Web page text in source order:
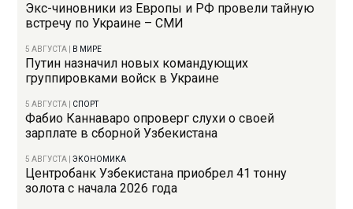
Экс-чиновники из Европы и РФ провели тайную
встречу по Украине – СМИ
5 АВГУСТА В МИРЕ
Путин назначил новых командующих
группировками войск в Украине
5 АВГУСТА СПОРТ
Фабио Каннаваро опроверг слухи о своей
зарплате в сборной Узбекистана
5 АВГУСТА |ЭКОНОМИКА
Центробанк Узбекистана приобрел 41 тонну
золота с начала 2026 года